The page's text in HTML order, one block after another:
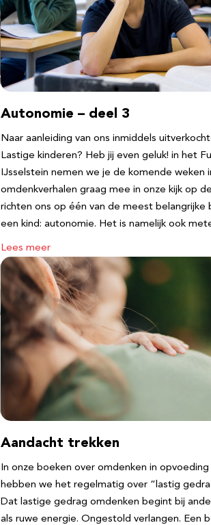
Autonomie – deel 3
Naar aanleiding van ons inmiddels
Lastige kinderen? Heb jij even geluk! in het
IJsselstein nemen we je de komende weken
omdenkverhalen graag mee in onze kijk op
richten ons op één van de meest belangrijke
een kind: autonomie. Het is namelijk ook
Lees meer
Aandacht trekken
In onze boeken over omdenken in opvoeding
hebben we het regelmatig over “lastig
Dat lastige gedrag omdenken begint bij
als ruwe energie. Ongestold verlangen. Een